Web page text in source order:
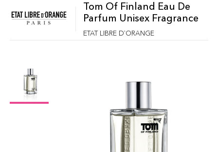
Tom Of Finland Eau De
Parfum Unisex Fragrance
ETAT LIBRE D`ORANGE